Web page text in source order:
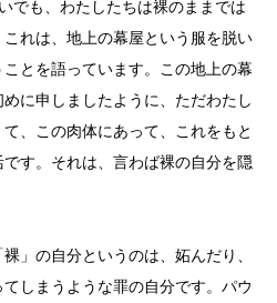
でも、わたしたちは裸のままでは
れは、地上の幕屋という服を脱い
とを語っています。この地上の幕
に申しましたように、ただわたし
、この肉体にあって、これをもと
す。それは、言わば裸の自分を隠
」の自分というのは、妬んだり、
しまうような罪の自分です。パウ